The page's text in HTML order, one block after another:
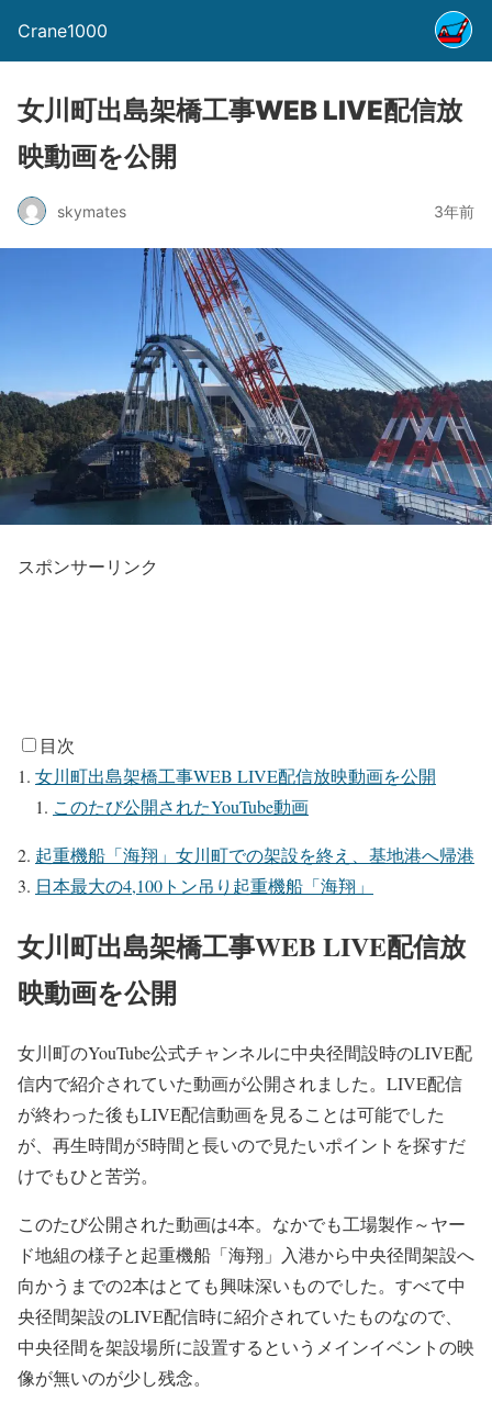
Crane1000
女川町出島架橋工事WEB LIVE配信放
映動画を公開
skymates 3年前
スポンサーリンク
目次
女川町出島架橋工事WEB LIVE配信放映動画を公開
このたび公開されたYouTube動画
起重機船「海翔」女川町での架設を終え、基地港へ帰港
日本最大の4,100トン吊り起重機船「海翔」
女川町出島架橋工事WEB LIVE配信放
映動画を公開
女川町のYouTube公式チャンネルに中央径間設時のLIVE配
信内で紹介されていた動画が公開されました。LIVE配信
が終わった後もLIVE配信動画を見ることは可能でした
が、再生時間が5時間と長いので見たいポイントを探すだ
けでもひと苦労。
このたび公開された動画は4本。なかでも工場製作～ヤー
ド地組の様子と起重機船「海翔」入港から中央径間架設へ
向かうまでの2本はとても興味深いものでした。すべて中
央径間架設のLIVE配信時に紹介されていたものなので、
中央径間を架設場所に設置するというメインイベントの映
像が無いのが少し残念。